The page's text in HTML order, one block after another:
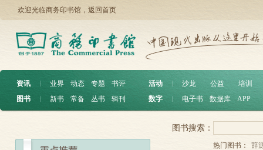
欢迎光临商务印书馆， 返回首页
资讯 ︱ 业界 动态 专题
书评
图书
︱ 新书 常备 丛书 辑刊
活动 沙龙 公益
培训
数字
电子书 数据库 APP
图书搜索：
热门图书： 辞